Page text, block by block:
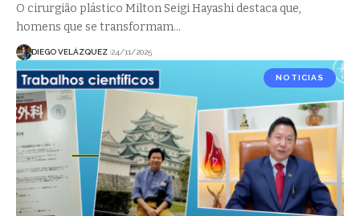
O cirurgião plástico Milton Seigi Hayashi destaca que,
homens que se transformam…
DIEGO VELÁZQUEZ 24/11/2025
NOTICIAS